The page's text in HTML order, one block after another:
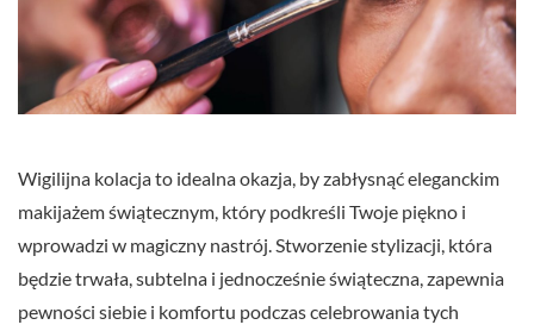
Wigilijna kolacja to idealna okazja, by zabłysnąć eleganckim
makijażem świątecznym, który podkreśli Twoje piękno i
wprowadzi w magiczny nastrój. Stworzenie stylizacji, która
będzie trwała, subtelna i jednocześnie świąteczna, zapewnia
pewności siebie i komfortu podczas celebrowania tych